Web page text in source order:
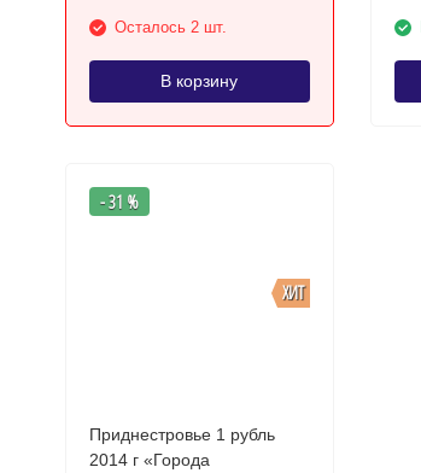
Осталось 2 шт.
В корзину
ХИТ
- 31 %
Приднестровье 1 рубль
2014 г «Города